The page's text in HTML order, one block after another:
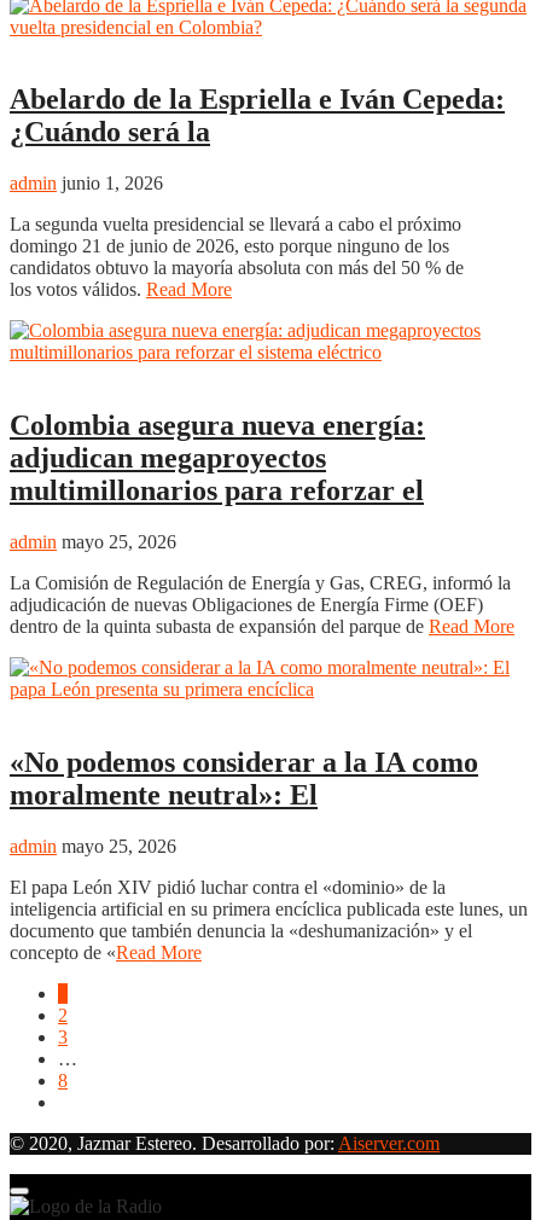
Abelardo de la Espriella e Iván Cepeda:
¿Cuándo será la
admin junio 1, 2026
La segunda vuelta presidencial se llevará a cabo el próximo
domingo 21 de junio de 2026, esto porque ninguno de los
candidatos obtuvo la mayoría absoluta con más del 50 % de
los votos válidos. Read More
Colombia asegura nueva energía:
adjudican megaproyectos
multimillonarios para reforzar el
admin mayo 25, 2026
La Comisión de Regulación de Energía y Gas, CREG, informó la
adjudicación de nuevas Obligaciones de Energía Firme (OEF)
dentro de la quinta subasta de expansión del parque de Read More
«No podemos considerar a la IA como
moralmente neutral»: El
admin mayo 25, 2026
El papa León XIV pidió luchar contra el «dominio» de la
inteligencia artificial en su primera encíclica publicada este lunes, un
documento que también denuncia la «deshumanización» y el
concepto de «Read More
2
3
…
8
© 2020, Jazmar Estereo. Desarrollado por: Aiserver.com